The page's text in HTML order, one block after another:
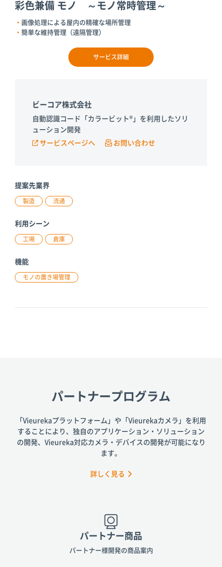
彩色兼備 モノ ～モノ常時管理～
画像処理による屋内の精確な場所管理
簡単な維持管理（遠隔管理）
サービス詳細
ビーコア株式会社
自動認識コード「カラービット®」を利用したソリ
ューション開発
サービスページへ
お問い合わせ
提案先業界
製造 流通
利用シーン
工場 倉庫
機能
モノの置き場管理
パートナープログラム
「Vieurekaプラットフォーム」や「Vieurekaカメラ」を利用
することにより、 独自のアプリケーション・ソリューション
の開発、 Vieureka対応カメラ・デバイスの開発が可能になり
ます。
詳しく見る
パートナー商品
パートナー様開発の商品案内